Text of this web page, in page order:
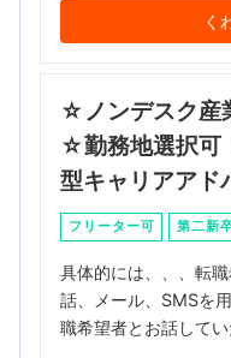
く
☆ノンデスク産
☆勤務地選択可
型キャリアアド
フリーター可 第二新
具体的には、、、転
話、メール、SMSを
職希望者とお話してい